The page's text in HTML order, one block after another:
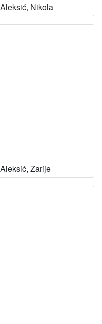
Aleksić, Nikola
Aleksić, Zarije